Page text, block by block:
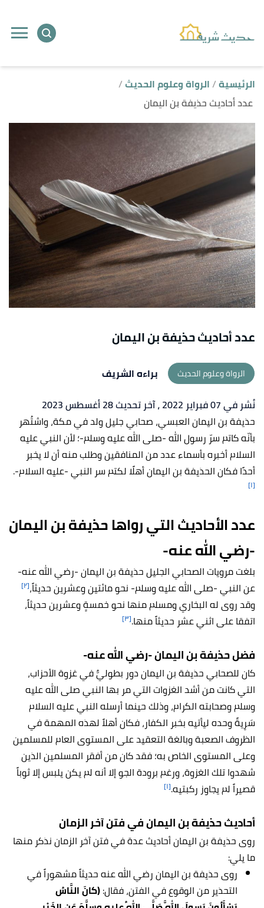
الرئيسية الرواة وعلوم الحديث
عدد أحاديث حذيفة بن اليمان
عدد أحاديث حذيفة بن اليمان
الرواة وعلوم الحديث
براءه الشريف
نُشر في 07 فبراير 2022
، آخر تحديث 28 أغسطس 2023
حذيفة بن اليمان العبسي، صحابي جليل ولد في مكة، واشتُهر
بأنّه كاتم سرّ رسول الله -صلى الله عليه وسلم-؛ لأن النبي عليه
السلام أخبره بأسماء عدد من المنافقين وطلب منه أن لا يخبر
أحدًا فكان الحذيفة بن اليمان أهلًا لكتم سر النبي -عليه السلام-.
[١]
عدد الأحاديث التي رواها حذيفة بن اليمان
-رضي الله عنه-
بلغت مرويات الصحابي الجليل حذيفة بن اليمان -رضي الله عنه-
عن النبي -صلى الله عليه وسلم- نحو مائتين وعشرين حديثاً،[٢]
وقد روى له البخاري ومسلم منها نحو خمسةٍ وعشرين حديثاً،
اتفقا على اثني عشر حديثاً منها.[٣]
فضل حذيفة بن اليمان -رضي الله عنه-
كان للصحابي حذيفة بن اليمان دور بطوليٌّ في غزوة الأحزاب،
التي كانت من أشد الغزوات التي مر بها النبي صلى الله عليه
وسلم وصحابته الكرام، وذلك حينما أرسله النبي عليه السلام
سَرِيةً وحده ليأتيه بخبر الكفار، فكان أهلاً لهذه المهمة في
الظروف الصعبة وبالغة التعقيد على المستوى العام للمسلمين
وعلى المستوى الخاص به؛ فقد كان من أفقر المسلمين الذين
شهدوا تلك الغزوة، ورغم برودة الجو إلا أنه لم يكن يلبس إلا ثوباً
قصيراً لم يجاوز ركبتيه.[١]
أحاديث حذيفة بن اليمان في فتن آخر الزمان
روى حذيفة بن اليمان أحاديث عدة في فتن آخر الزمان نذكر منها
ما يلي:
روى حذيفة بن اليمان رضي الله عنه حديثاً مشهوراً في
التحذير من الوقوع في الفتن، فقال:(كانَ النَّاسُ